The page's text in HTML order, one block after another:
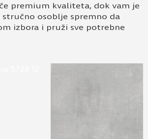
premium kvaliteta, dok vam je
stručno osoblje spremno da
izbora i pruži sve potrebne